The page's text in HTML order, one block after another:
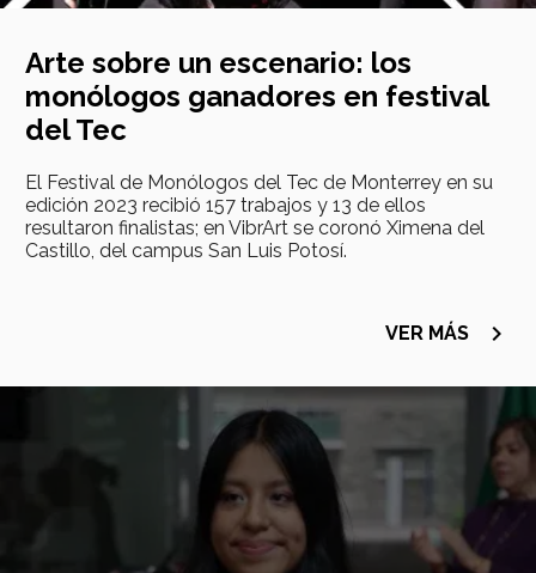
Arte sobre un escenario: los
monólogos ganadores en festival
del Tec
El Festival de Monólogos del Tec de Monterrey en su
edición 2023 recibió 157 trabajos y 13 de ellos
resultaron finalistas; en VibrArt se coronó Ximena del
Castillo, del campus San Luis Potosí.
VER MÁS navigate_next